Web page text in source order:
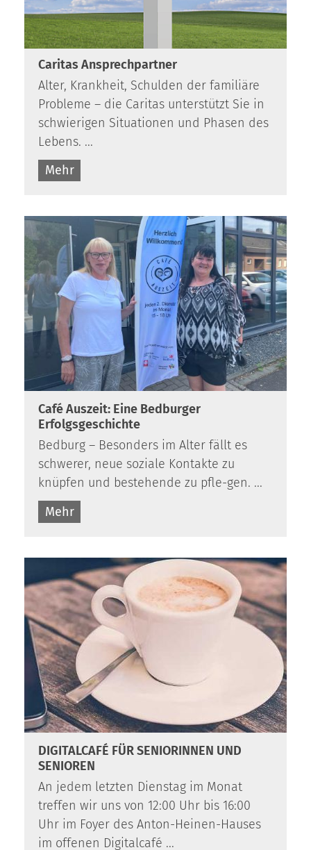
Caritas Ansprechpartner
Alter, Krankheit, Schulden der familiäre
Probleme – die Caritas unterstützt Sie in
schwierigen Situationen und Phasen des
Lebens. ...
Mehr
:Café Auszeit: Eine Bedburger
Erfolgsgeschichte
Bedburg – Besonders im Alter fällt es
schwerer, neue soziale Kontakte zu
knüpfen und bestehende zu pfle-gen. ...
Mehr
:DIGITALCAFÉ FÜR SENIORINNEN UND
SENIOREN
An jedem letzten Dienstag im Monat
treffen wir uns von 12:00 Uhr bis 16:00
Uhr im Foyer des Anton-Heinen-Hauses
im offenen Digitalcafé ...